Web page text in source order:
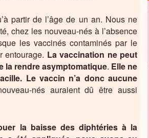
partir de l’âge de un an. Nous ne
chez les nouveau-nés à l’absence
les vaccinés contaminés par le
entourage. La vaccination ne peut
la rendre asymptomatique. Elle ne
Le vaccin n’a donc aucune
nés auraient dû être aussi
la baisse des diphtéries à la